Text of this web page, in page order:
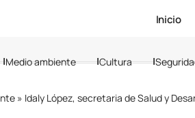
Inicio
Medio ambiente Cultura
» Idaly López, secretaria de Salud y Desarrollo